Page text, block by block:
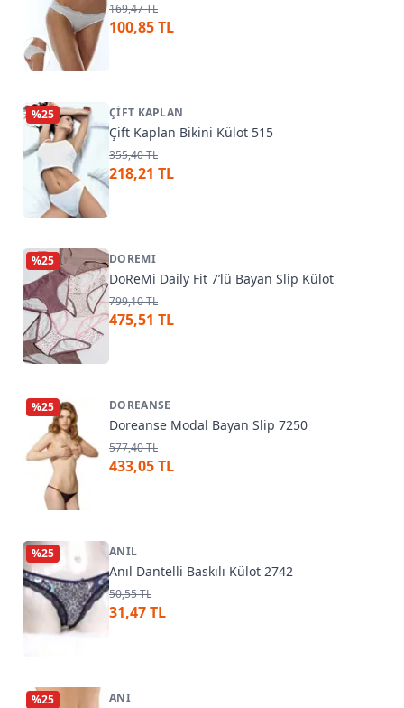
169,47 TL
100,85 TL
%25 ÇIFT KAPLAN
Çift Kaplan Bikini Külot 515
355,40 TL
218,21 TL
%25 DOREMI
DoReMi Daily Fit 7’lü Bayan Slip Külot
799,10 TL
475,51 TL
%25 DOREANSE
Doreanse Modal Bayan Slip 7250
577,40 TL
433,05 TL
%25 ANIL
Anıl Dantelli Baskılı Külot 2742
50,55 TL
31,47 TL
%25 ANI